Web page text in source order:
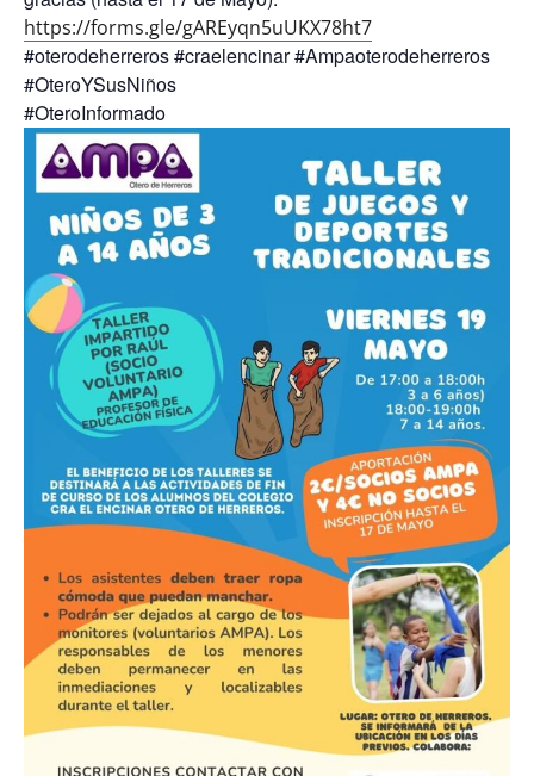
https://forms.gle/gAREyqn5uUKX78ht7
#oterodeherreros #craelencinar #Ampaoterodeherreros
#OteroYSusNiños
#OteroInformado